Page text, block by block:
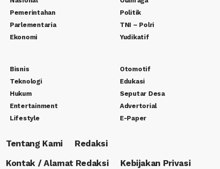
Pemerintahan
Parlementaria
Ekonomi
Politik
TNI – Polri
Yudikatif
Bisnis
Teknologi
Hukum
Entertainment
Lifestyle
Otomotif
Edukasi
Seputar Desa
Advertorial
E-Paper
Tentang Kami
Redaksi
Kontak / Alamat Redaksi
Kebijakan Privasi